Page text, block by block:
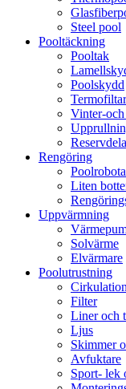
Steel pool
Pooltäckning
Pooltak
Poolskydd
Termofiltar
Vinter-och
Rengöring
Liten
Uppvärmning
Solvärme
Elvärmare
Poolutrustning
Filter
Liner och
Ljus
Skimmer
Avfuktare
Sport- lek